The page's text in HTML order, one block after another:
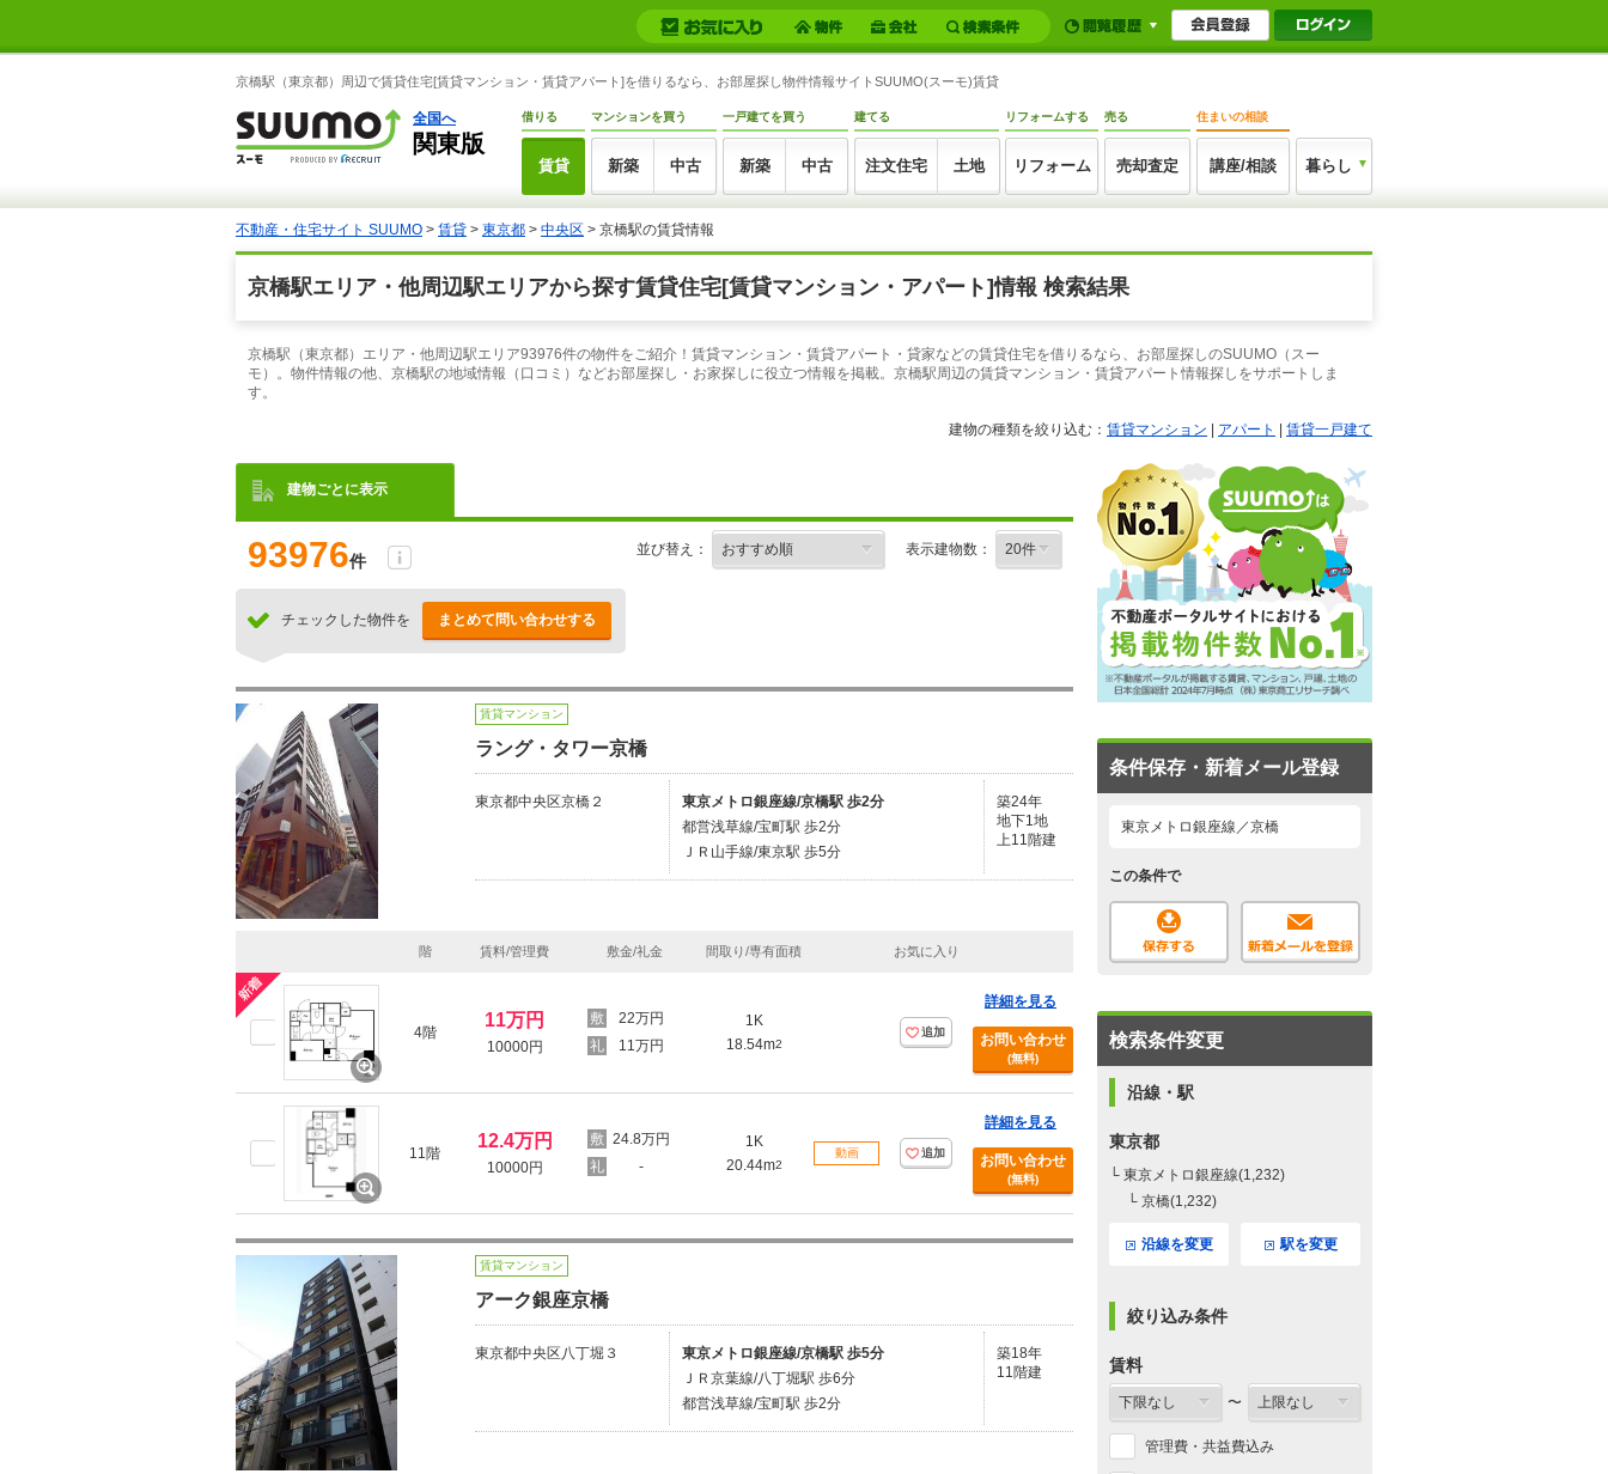
京橋駅（東京都）周辺で賃貸住宅[賃貸マンション・賃貸アパート]を借りるなら、お部屋探し物件情報サイトSUUMO(スーモ)賃貸
全国へ
関東版
借りる
賃貸
マンションを買う
新築 中古
一戸建てを買う
新築 中古
建てる
注文住宅 土地
リフォームする
リフォーム
売る
売却査定
住まいの相談
講座/相談 暮らし
不動産・住宅サイト SUUMO > 賃貸 > 東京都 > 中央区 > 京橋駅の賃貸情報
京橋駅エリア・他周辺駅エリアから探す賃貸住宅[賃貸マンション・アパート]情報 検索結果
京橋駅（東京都）エリア・他周辺駅エリア93976件の物件をご紹介！賃貸マンション・賃貸アパート・貸家などの賃貸住宅を借りるなら、お部屋探しのSUUMO（スー
モ）。物件情報の他、京橋駅の地域情報（口コミ）などお部屋探し・お家探しに役立つ情報を掲載。京橋駅周辺の賃貸マンション・賃貸アパート情報探しをサポートしま
す。
建物の種類を絞り込む： 賃貸マンション アパート 賃貸一戸建て
建物ごとに表示
93976件
並び替え： 表示建物数：
チェックした物件を まとめて問い合わせする
賃貸マンション
ラング・タワー京橋
東京都中央区京橋２
東京メトロ銀座線/京橋駅 歩2分
都営浅草線/宝町駅 歩2分
ＪＲ山手線/東京駅 歩5分
築24年
地下1地
上11階建
階 賃料/管理費 敷金/礼金 間取り/専有面積 お気に入り
4階
11万円
10000円
22万円
11万円
1K
18.54m2
追加
詳細を見る
お問い合わせ
(無料)
11階
12.4万円
10000円
24.8万円
-
1K
20.44m2
動画 追加
詳細を見る
お問い合わせ
(無料)
賃貸マンション
アーク銀座京橋
東京都中央区八丁堀３
東京メトロ銀座線/京橋駅 歩5分
ＪＲ京葉線/八丁堀駅 歩6分
都営浅草線/宝町駅 歩2分
築18年
11階建
条件保存・新着メール登録
東京メトロ銀座線／京橋
この条件で
検索条件変更
沿線・駅
東京都
└ 東京メトロ銀座線(1,232)
└ 京橋(1,232)
沿線を変更 駅を変更
絞り込み条件
賃料
〜
管理費・共益費込み